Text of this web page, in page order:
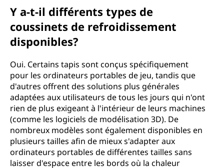
Y a-t-il différents types de
coussinets de refroidissement
disponibles?
Oui. Certains tapis sont conçus spécifiquement
pour les ordinateurs portables de jeu, tandis que
d'autres offrent des solutions plus générales
adaptées aux utilisateurs de tous les jours qui n'ont
rien de plus exigeant à l'intérieur de leurs machines
(comme les logiciels de modélisation 3D). De
nombreux modèles sont également disponibles en
plusieurs tailles afin de mieux s'adapter aux
ordinateurs portables de différentes tailles sans
laisser d'espace entre les bords où la chaleur